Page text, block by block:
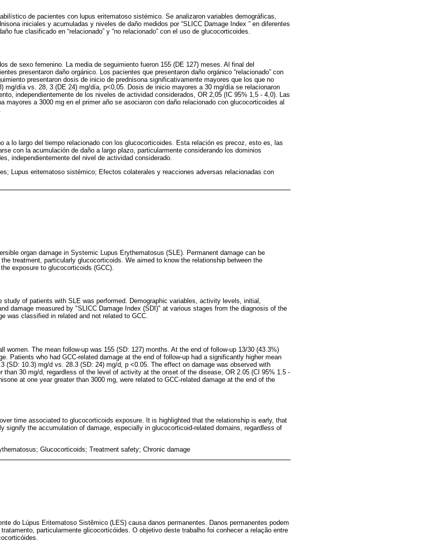
de pacientes con lupus eritematoso sistémico. Se analizaron variables demográficas,
iniciales y acumuladas y niveles de daño medidos por “SLICC Damage Index ” en diferentes
fue clasificado en “relacionado” y “no relacionado” con el uso de glucocorticoides.
de sexo femenino. La media de seguimiento fueron 155 (DE 127) meses. Al final del
presentaron daño orgánico. Los pacientes que presentaron daño orgánico “relacionado” con
presentaron dosis de inicio de prednisona significativamente mayores que los que no
mg/día vs. 28, 3 (DE 24) mg/día, p<0,05. Dosis de inicio mayores a 30 mg/día se relacionaron
independientemente de los niveles de actividad considerados, OR 2,05 (IC 95% 1,5 - 4,0). Las
mayores a 3000 mg en el primer año se asociaron con daño relacionado con glucocorticoides al
a lo largo del tiempo relacionado con los glucocorticoides. Esta relación es precoz, esto es, las
con la acumulación de daño a largo plazo, particularmente considerando los dominios
independientemente del nivel de actividad considerado.
Lupus eritematoso sistémico; Efectos colaterales y reacciones adversas relacionadas con
organ damage in Systemic Lupus Erythematosus (SLE). Permanent damage can be
treatment, particularly glucocorticoids. We aimed to know the relationship between the
exposure to glucocorticoids (GCC).
study of patients with SLE was performed. Demographic variables, activity levels, initial,
damage measured by "SLICC Damage Index (SDI)" at various stages from the diagnosis of the
was classified in related and not related to GCC.
women. The mean follow-up was 155 (SD: 127) months. At the end of follow-up 13/30 (43.3%)
Patients who had GCC-related damage at the end of follow-up had a significantly higher mean
(SD: 10.3) mg/d vs. 28.3 (SD: 24) mg/d, p <0.05. The effect on damage was observed with
than 30 mg/d, regardless of the level of activity at the onset of the disease, OR 2.05 (CI 95% 1.5 -
at one year greater than 3000 mg, were related to GCC-related damage at the end of the
time associated to glucocorticoids exposure. It is highlighted that the relationship is early, that
signify the accumulation of damage, especially in glucocorticoid-related domains, regardless of
Glucocorticoids; Treatment safety; Chronic damage
do Lúpus Eritematoso Sistêmico (LES) causa danos permanentes. Danos permanentes podem
particularmente glicocorticóides. O objetivo deste trabalho foi conhecer a relação entre